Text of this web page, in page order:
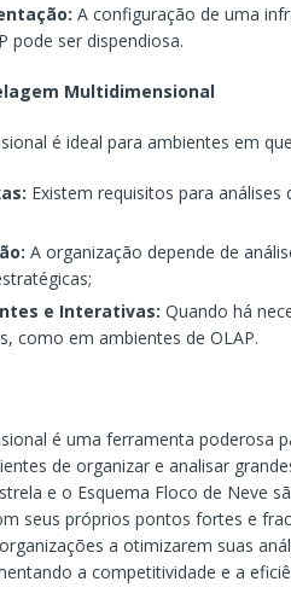
A configuração de uma
pode ser dispendiosa.
Multidimensional
é ideal para ambientes em
Existem requisitos para análises
A organização depende de
e Interativas: Quando há
como em ambientes de OLAP.
é uma ferramenta poderosa
de organizar e analisar
e o Esquema Floco de Neve
seus próprios pontos fortes e
a otimizarem suas
a competitividade e a